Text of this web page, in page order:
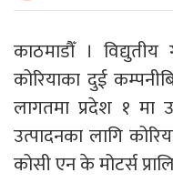
काठमाडौँ ।
कोरियाका दुई
लागतमा प्रदेश १ मा
उत्पादनका लागि
कोसी एन के मोटर्स